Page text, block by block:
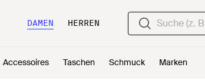
DAMEN HERREN
Accessoires Taschen Schmuck Marken